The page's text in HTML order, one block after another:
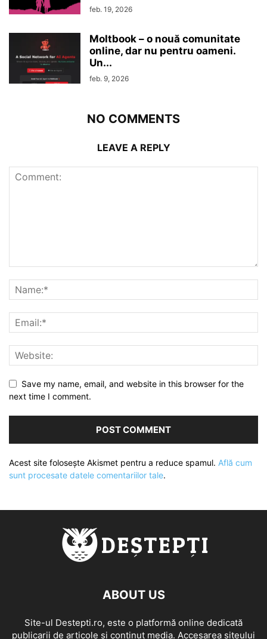
feb. 19, 2026
Moltbook – o nouă comunitate
online, dar nu pentru oameni.
Un...
feb. 9, 2026
NO COMMENTS
LEAVE A REPLY
Save my name, email, and website in this browser for the
next time I comment.
Acest site folosește Akismet pentru a reduce spamul. Află cum
sunt procesate datele comentariilor tale.
ABOUT US
Site-ul Destepti.ro, este o platformă online dedicată
publicarii de articole și conținut media. Accesarea siteului